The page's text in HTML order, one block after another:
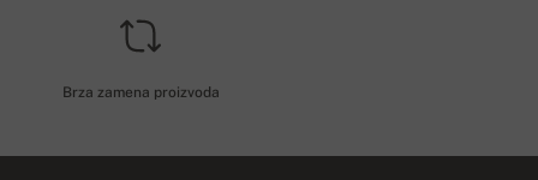
Brza zamena proizvoda